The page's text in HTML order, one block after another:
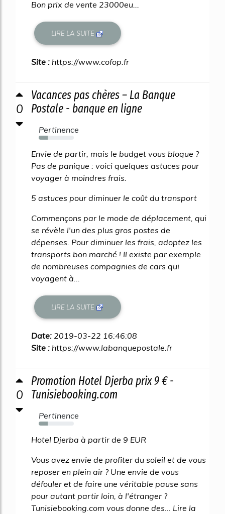
Bon prix de vente 23000eu...
LIRE LA SUITE
Site : https://www.cofop.fr
0
Vacances pas chères – La Banque
Postale - banque en ligne
Pertinence
26%
Envie de partir, mais le budget vous bloque ?
Pas de panique : voici quelques astuces pour
voyager à moindres frais.
5 astuces pour diminuer le coût du transport
Commençons par le mode de déplacement, qui
se révèle l'un des plus gros postes de
dépenses. Pour diminuer les frais, adoptez les
transports bon marché ! Il existe par exemple
de nombreuses compagnies de cars qui
voyagent à...
LIRE LA SUITE
Date: 2019-03-22 16:46:08
Site : https://www.labanquepostale.fr
0
Promotion Hotel Djerba prix 9 € -
Tunisiebooking.com
Pertinence
25%
Hotel Djerba à partir de 9 EUR
Vous avez envie de profiter du soleil et de vous
reposer en plein air ? Une envie de vous
défouler et de faire une véritable pause sans
pour autant partir loin, à l'étranger ?
Tunisiebooking.com vous donne des... Lire la